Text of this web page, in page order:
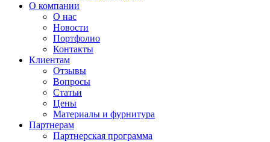
О компании
О нас
Новости
Портфолио
Контакты
Клиентам
Отзывы
Вопросы
Статьи
Цены
Материалы и фурнитура
Партнерам
Партнерская программа